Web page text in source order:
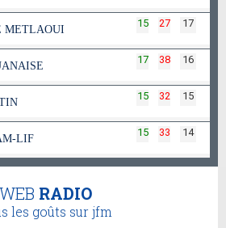
METLAOUI
17
27
15
16
38
17
15
32
15
LIF
14
33
15
WEB RADIO
les goûts sur jfm